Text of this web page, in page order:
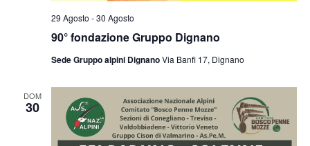
90° fondazione Gruppo Dignano
29 Agosto -30 Agosto
Sede Gruppo alpini DignanoVia Banfi 17, Dignano
DOM
30